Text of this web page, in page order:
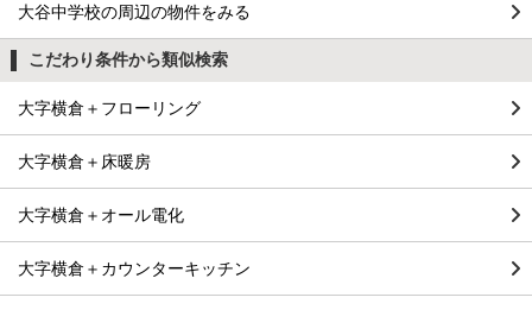
大谷中学校の周辺の物件をみる
こだわり条件から類似検索
大字横倉＋フローリング
大字横倉＋床暖房
大字横倉＋オール電化
大字横倉＋カウンターキッチン